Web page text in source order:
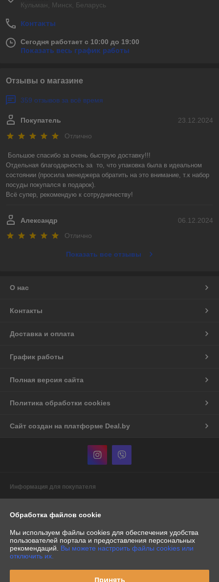
Кульман, Минск, Беларусь
Контакты
Сегодня работает с 10:00 до 19:00
Показать весь график работы
Отзывы о магазине
359 отзывов за всё время
23.12.2024
Покупатель
Отлично
Большое спасибо за очень быструю доставку!!!
Отдельная благодарность за  то, что упаковка была в идеальном
состоянии (просила менеджера обратить на это внимание, т.к набор
посуды покупался в подарок).
Всё супер, рекомендую к сотрудничеству!
06.12.2024
Александр
Отлично
Показать все отзывы
О нас
Контакты
Доставка и оплата
График работы
Полная версия сайта
Политика обработки cookies
Сайт создан на платформе Deal.by
Информация для покупателя
Республика Беларусь, г. Минск, пр-т. Рокоссовского, д.60/1, кв.386
Регистрационный номер ЕГР: 191153088
УНП: 191153088
Дата регистрации компании: 22.04.2009
Обработка файлов cookie
Мы используем файлы cookies для обеспечения удобства
пользователей портала и предоставления персональных
рекомендаций. Вы можете настроить файлы cookies или
отключить их.
Принять